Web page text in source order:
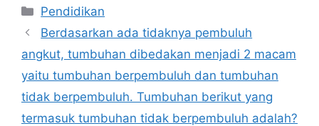
Kategori
Pendidikan
Berdasarkan ada tidaknya pembuluh
angkut, tumbuhan dibedakan menjadi 2 macam
yaitu tumbuhan berpembuluh dan tumbuhan
tidak berpembuluh. Tumbuhan berikut yang
termasuk tumbuhan tidak berpembuluh adalah?